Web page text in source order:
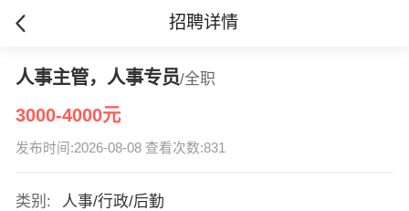
招聘详情
人事主管，人事专员/全职
3000-4000元
发布时间:2026-08-08 查看次数:831
类别:
人事/行政/后勤